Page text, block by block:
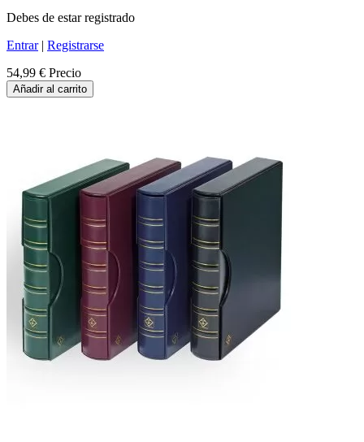
Debes de estar registrado
Entrar| Registrarse
54,99 € Precio
Añadir al carrito